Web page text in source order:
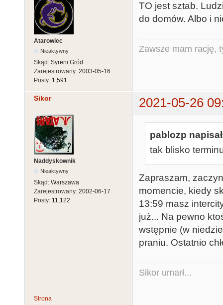
Atarowiec
Nieaktywny
Skąd: Syreni Gród
Zarejestrowany: 2003-05-16
Posty: 1,591
TO jest sztab.
do domów. Albo i
Zawsze mam rację,
Sikor 2021-05-26
Naddyskownik
Nieaktywny
Skąd: Warszawa
Zarejestrowany: 2002-06-17
Posty: 11,122
pablozp
tak blisko
Zapraszam,
momencie, kiedy
13:59 masz
już... Na pewno
wstępnie (w
praniu. Ostatnio
Sikor umarł...
Strona